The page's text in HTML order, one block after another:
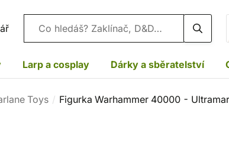
Vyhledávání
Larp a cosplay Dárky a sběratelství
Toys Figurka Warhammer 40000 -